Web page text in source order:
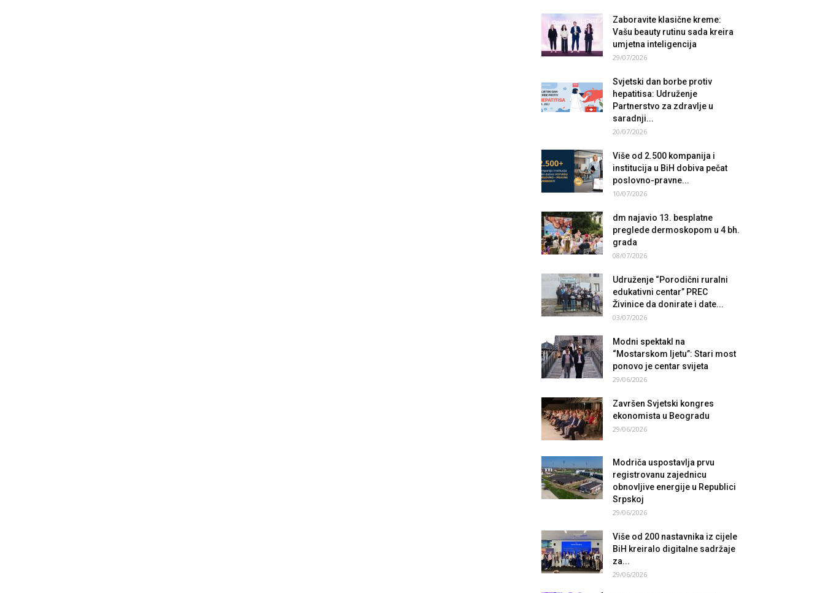
Zaboravite klasične kreme:
Vašu beauty rutinu sada kreira
umjetna inteligencija
29/07/2026
Svjetski dan borbe protiv
hepatitisa: Udruženje
Partnerstvo za zdravlje u
saradnji...
20/07/2026
Više od 2.500 kompanija i
institucija u BiH dobiva pečat
poslovno-pravne...
10/07/2026
dm najavio 13. besplatne
preglede dermoskopom u 4 bh.
grada
08/07/2026
Udruženje “Porodični ruralni
edukativni centar” PREC
Živinice da donirate i date...
03/07/2026
Modni spektakl na
“Mostarskom ljetu”: Stari most
ponovo je centar svijeta
29/06/2026
Završen Svjetski kongres
ekonomista u Beogradu
29/06/2026
Modriča uspostavlja prvu
registrovanu zajednicu
obnovljive energije u Republici
Srpskoj
29/06/2026
Više od 200 nastavnika iz cijele
BiH kreiralo digitalne sadržaje
za...
29/06/2026